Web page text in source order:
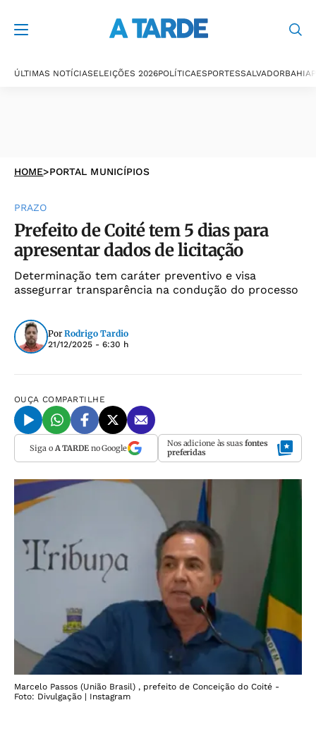
ÚLTIMAS NOTÍCIASELEIÇÕES 2026POLÍTICAESPORTESSALVADORBAHIA
HOME>PORTAL MUNICÍPIOS
PRAZO
Prefeito de Coité tem 5 dias para
apresentar dados de licitação
Determinação tem caráter preventivo e visa
assegurrar transparência na condução do processo
Por Rodrigo Tardio
21/12/2025 - 6:30 h
OUÇA COMPARTILHE
Siga o A TARDEno Google Nos adicione às suas fontes
preferidas
Marcelo Passos (União Brasil) , prefeito de Conceição do Coité -
Foto: Divulgação | Instagram